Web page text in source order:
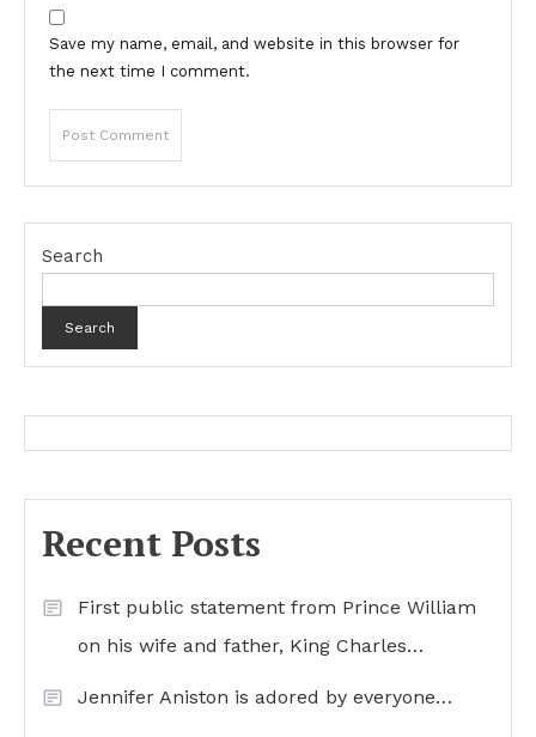
Save my name, email, and website in this browser for
the next time I comment.
Search
Search
Recent Posts
First public statement from Prince William
on his wife and father, King Charles…
Jennifer Aniston is adored by everyone…